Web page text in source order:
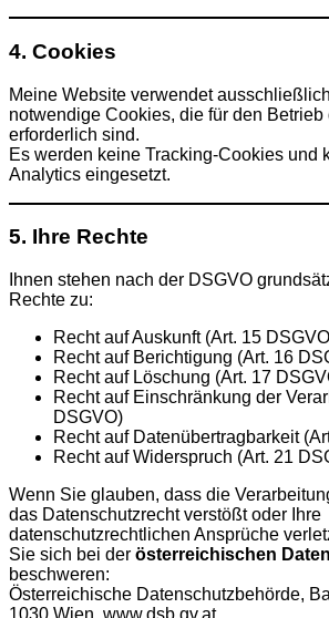
4. Cookies
Meine Website verwendet
notwendige Cookies, die für den Betrieb
erforderlich sind.
Es werden keine Tracking-Cookies und
Analytics eingesetzt.
5. Ihre Rechte
Ihnen stehen nach der DSGVO
Rechte zu:
Recht auf Auskunft (Art. 15
Recht auf Berichtigung (Art. 16
Recht auf Löschung (Art. 17
Recht auf Einschränkung der
DSGVO)
Recht auf Datenübertragbarkeit
Recht auf Widerspruch (Art. 21
Wenn Sie glauben, dass die
das Datenschutzrecht verstößt oder Ihre
datenschutzrechtlichen Ansprüche
Sie sich bei der österreichischen
beschweren:
Österreichische Datenschutzbehörde,
1030 Wien, www.dsb.gv.at